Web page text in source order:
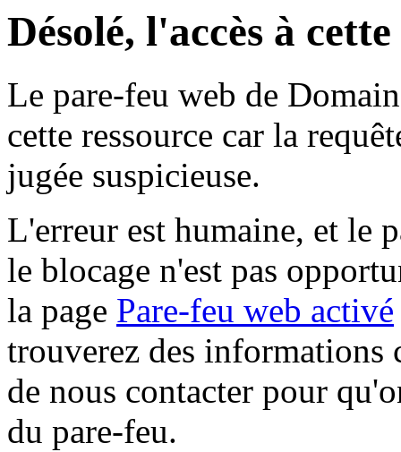
Désolé, l'accès à
Le pare-feu web de
cette ressource car la
jugée suspicieuse.
L'erreur est humaine, et le
le blocage n'est pas
la page Pare-feu web activé
trouverez des informations
de nous contacter pour
du pare-feu.